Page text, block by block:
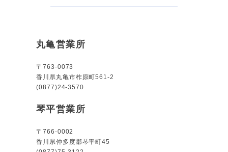
丸亀営業所
〒763-0073
香川県丸亀市柞原町561-2
(0877)24-3570
琴平営業所
〒766-0002
香川県仲多度郡琴平町45